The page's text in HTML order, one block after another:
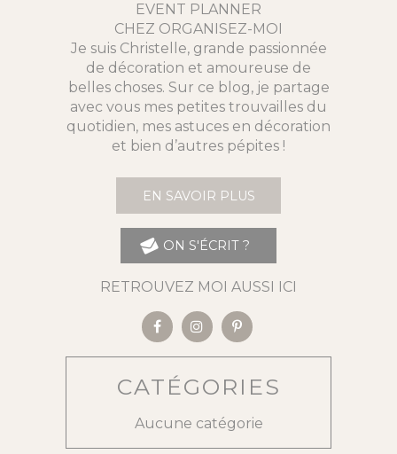
EVENT PLANNER
CHEZ ORGANISEZ-MOI
Je suis Christelle, grande passionnée
de décoration et amoureuse de
belles choses. Sur ce blog, je partage
avec vous mes petites trouvailles du
quotidien, mes astuces en décoration
et bien d’autres pépites !
EN SAVOIR PLUS
ON S'ÉCRIT ?
RETROUVEZ MOI AUSSI ICI
CATÉGORIES
Aucune catégorie